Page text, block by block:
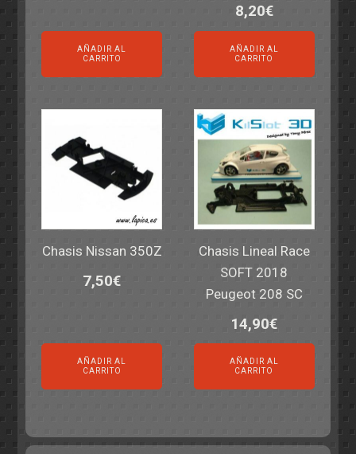
AÑADIR AL
CARRITO
8,20€
AÑADIR AL
CARRITO
Chasis Nissan 350Z
7,50€
AÑADIR AL
CARRITO
Chasis Lineal Race
SOFT 2018
Peugeot 208 SC
14,90€
AÑADIR AL
CARRITO